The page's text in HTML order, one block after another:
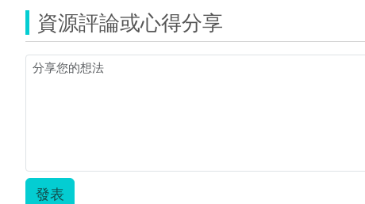
導
資源評論或心得分享
發表